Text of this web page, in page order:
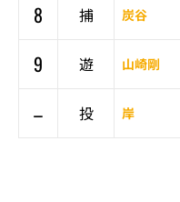
8
捕 炭谷
9
遊 山崎剛
–
投 岸